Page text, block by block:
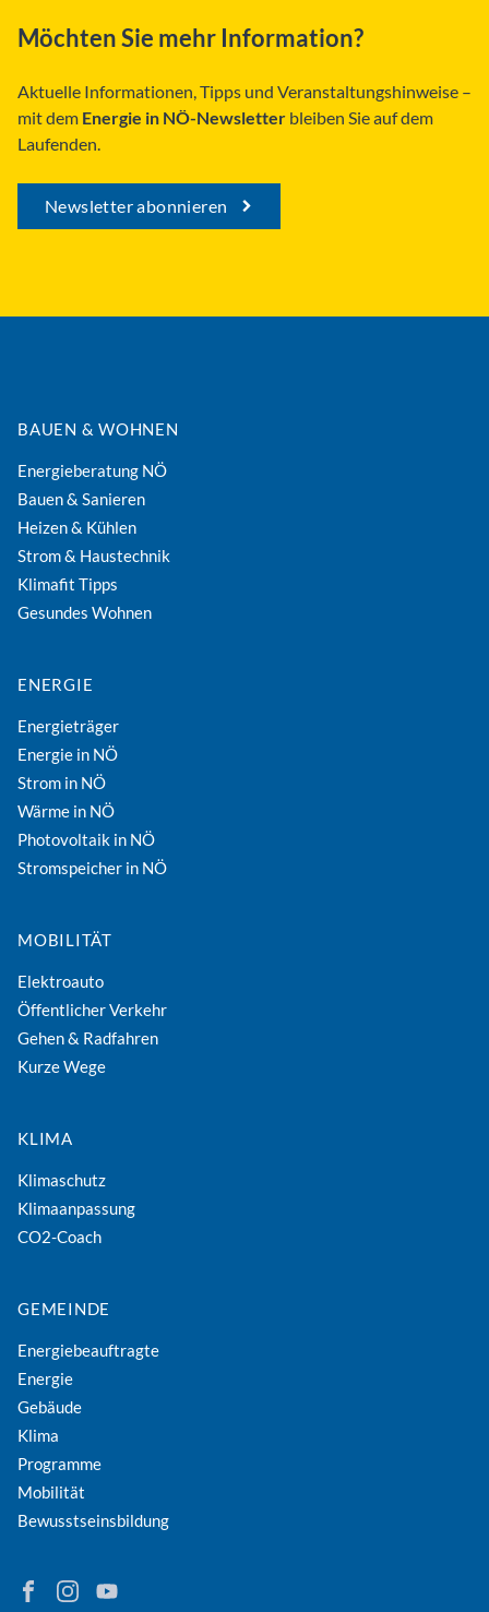
Möchten Sie mehr Information?
Aktuelle Informationen, Tipps und Veranstaltungshinweise –
mit dem Energie in NÖ-Newsletter bleiben Sie auf dem
Laufenden.
Newsletter abonnieren
BAUEN & WOHNEN
Energieberatung NÖ
Bauen & Sanieren
Heizen & Kühlen
Strom & Haustechnik
Klimafit Tipps
Gesundes Wohnen
ENERGIE
Energieträger
Energie in NÖ
Strom in NÖ
Wärme in NÖ
Photovoltaik in NÖ
Stromspeicher in NÖ
MOBILITÄT
Elektroauto
Öffentlicher Verkehr
Gehen & Radfahren
Kurze Wege
KLIMA
Klimaschutz
Klimaanpassung
CO2-Coach
GEMEINDE
Energiebeauftragte
Energie
Gebäude
Klima
Programme
Mobilität
Bewusstseinsbildung
Finden Sie Energie in Niederösterreich auf Facebook
Folgen Sie Energie in Niederösterreich auf Instagram
Besuchen Sie den YouTube-Kanal der eNu